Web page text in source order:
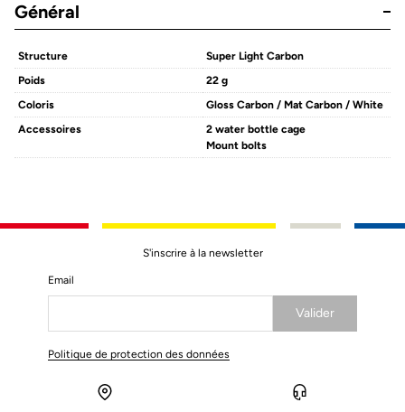
Général
Structure
Super Light Carbon
Poids
22 g
Coloris
Gloss Carbon / Mat Carbon / White
Accessoires
2 water bottle cage
Mount bolts
S'inscrire à la newsletter
Email
Valider
Votre e-mail a bien été enregistré
Politique de protection des données